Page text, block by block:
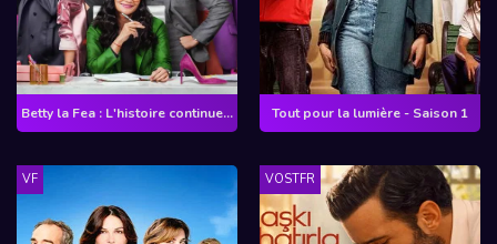
Betty la Fea : L'histoire continue - Saison 2 Tout pour la lumière - Saison 1
VF VOSTFR